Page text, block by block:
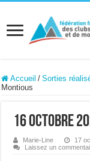
Accueil / Sorties
Montious
16 Octobre
Marie-Line 17
Laissez un